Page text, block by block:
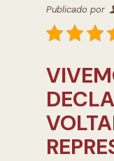
Publicado por